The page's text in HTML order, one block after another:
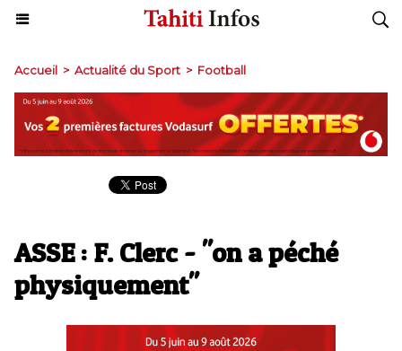
Accueil > Actualité du Sport > Football
ASSE : F. Clerc - "on a péché
physiquement"